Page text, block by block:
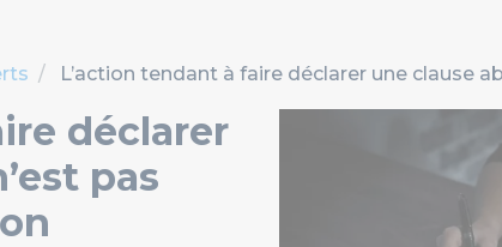
L’action tendant à faire déclarer une clause
déclarer
pas